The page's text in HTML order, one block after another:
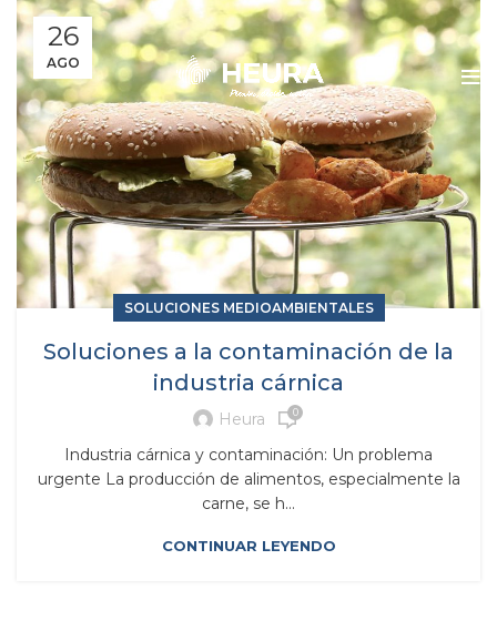
26
AGO
SOLUCIONES MEDIOAMBIENTALES
Soluciones a la contaminación de la
industria cárnica
Heura 0
Industria cárnica y contaminación: Un problema
urgente La producción de alimentos, especialmente la
carne, se h...
CONTINUAR LEYENDO